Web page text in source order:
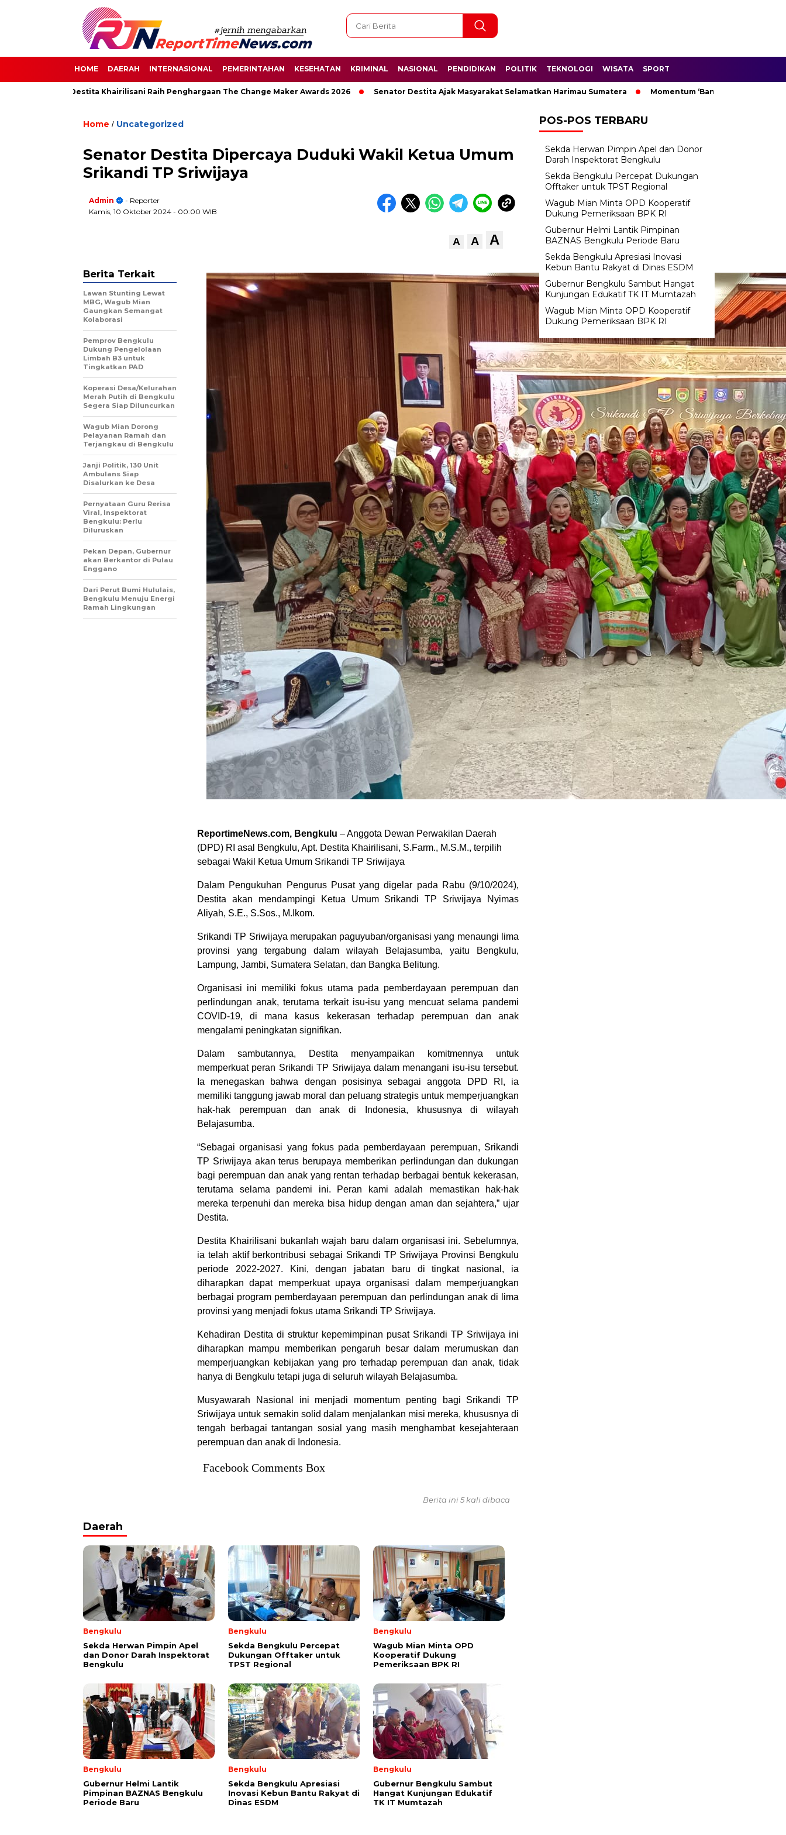
HOME DAERAH INTERNASIONAL PEMERINTAHAN KESEHATAN KRIMINAL NASIONAL PENDIDIKAN POLITIK TEKNOLOGI WISATA SPORT
Destita Khairilisani Raih Penghargaan The Change Maker Awards 2026 Senator Destita Ajak Masyarakat Selamatkan Harimau Sumatera Momentum ‘Bantu Rakyat’: Wagub Mian
Home / Uncategorized
Senator Destita Dipercaya Duduki Wakil Ketua Umum
Srikandi TP Sriwijaya
Admin
- Reporter
Kamis, 10 Oktober 2024 - 00:00 WIB
A A A
ReportimeNews.com, Bengkulu – Anggota Dewan Perwakilan Daerah
(DPD) RI asal Bengkulu, Apt. Destita Khairilisani, S.Farm., M.S.M., terpilih
sebagai Wakil Ketua Umum Srikandi TP Sriwijaya
Dalam Pengukuhan Pengurus Pusat yang digelar pada Rabu (9/10/2024),
Destita akan mendampingi Ketua Umum Srikandi TP Sriwijaya Nyimas
Aliyah, S.E., S.Sos., M.Ikom.
Srikandi TP Sriwijaya merupakan paguyuban/organisasi yang menaungi lima
provinsi yang tergabung dalam wilayah Belajasumba, yaitu Bengkulu,
Lampung, Jambi, Sumatera Selatan, dan Bangka Belitung.
Organisasi ini memiliki fokus utama pada pemberdayaan perempuan dan
perlindungan anak, terutama terkait isu-isu yang mencuat selama pandemi
COVID-19, di mana kasus kekerasan terhadap perempuan dan anak
mengalami peningkatan signifikan.
Dalam sambutannya, Destita menyampaikan komitmennya untuk
memperkuat peran Srikandi TP Sriwijaya dalam menangani isu-isu tersebut.
Ia menegaskan bahwa dengan posisinya sebagai anggota DPD RI, ia
memiliki tanggung jawab moral dan peluang strategis untuk memperjuangkan
hak-hak perempuan dan anak di Indonesia, khususnya di wilayah
Belajasumba.
“Sebagai organisasi yang fokus pada pemberdayaan perempuan, Srikandi
TP Sriwijaya akan terus berupaya memberikan perlindungan dan dukungan
bagi perempuan dan anak yang rentan terhadap berbagai bentuk kekerasan,
terutama selama pandemi ini. Peran kami adalah memastikan hak-hak
mereka terpenuhi dan mereka bisa hidup dengan aman dan sejahtera,” ujar
Destita.
Destita Khairilisani bukanlah wajah baru dalam organisasi ini. Sebelumnya,
ia telah aktif berkontribusi sebagai Srikandi TP Sriwijaya Provinsi Bengkulu
periode 2022-2027. Kini, dengan jabatan baru di tingkat nasional, ia
diharapkan dapat memperkuat upaya organisasi dalam memperjuangkan
berbagai program pemberdayaan perempuan dan perlindungan anak di lima
provinsi yang menjadi fokus utama Srikandi TP Sriwijaya.
Kehadiran Destita di struktur kepemimpinan pusat Srikandi TP Sriwijaya ini
diharapkan mampu memberikan pengaruh besar dalam merumuskan dan
memperjuangkan kebijakan yang pro terhadap perempuan dan anak, tidak
hanya di Bengkulu tetapi juga di seluruh wilayah Belajasumba.
Musyawarah Nasional ini menjadi momentum penting bagi Srikandi TP
Sriwijaya untuk semakin solid dalam menjalankan misi mereka, khususnya di
tengah berbagai tantangan sosial yang masih menghambat kesejahteraan
perempuan dan anak di Indonesia.
Facebook Comments Box
Berita Terkait
Lawan Stunting Lewat
MBG, Wagub Mian
Gaungkan Semangat
Kolaborasi
Pemprov Bengkulu
Dukung Pengelolaan
Limbah B3 untuk
Tingkatkan PAD
Koperasi Desa/Kelurahan
Merah Putih di Bengkulu
Segera Siap Diluncurkan
Wagub Mian Dorong
Pelayanan Ramah dan
Terjangkau di Bengkulu
Janji Politik, 130 Unit
Ambulans Siap
Disalurkan ke Desa
Pernyataan Guru Rerisa
Viral, Inspektorat
Bengkulu: Perlu
Diluruskan
Pekan Depan, Gubernur
akan Berkantor di Pulau
Enggano
Dari Perut Bumi Hululais,
Bengkulu Menuju Energi
Ramah Lingkungan
Berita ini 5 kali dibaca
Daerah
Bengkulu
Sekda Herwan Pimpin Apel
dan Donor Darah Inspektorat
Bengkulu
Bengkulu
Sekda Bengkulu Percepat
Dukungan Offtaker untuk
TPST Regional
Bengkulu
Wagub Mian Minta OPD
Kooperatif Dukung
Pemeriksaan BPK RI
Bengkulu
Gubernur Helmi Lantik
Pimpinan BAZNAS Bengkulu
Periode Baru
Bengkulu
Sekda Bengkulu Apresiasi
Inovasi Kebun Bantu Rakyat di
Dinas ESDM
Bengkulu
Gubernur Bengkulu Sambut
Hangat Kunjungan Edukatif
TK IT Mumtazah
POS-POS TERBARU
Sekda Herwan Pimpin Apel dan Donor
Darah Inspektorat Bengkulu
Sekda Bengkulu Percepat Dukungan
Offtaker untuk TPST Regional
Wagub Mian Minta OPD Kooperatif
Dukung Pemeriksaan BPK RI
Gubernur Helmi Lantik Pimpinan
BAZNAS Bengkulu Periode Baru
Sekda Bengkulu Apresiasi Inovasi
Kebun Bantu Rakyat di Dinas ESDM
Gubernur Bengkulu Sambut Hangat
Kunjungan Edukatif TK IT Mumtazah
Wagub Mian Minta OPD Kooperatif
Dukung Pemeriksaan BPK RI